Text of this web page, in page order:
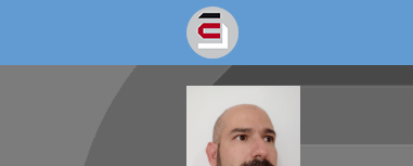
socios/as